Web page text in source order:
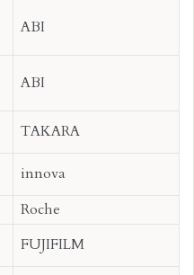
ABI
ABI
TAKARA
innova
Roche
FUJIFILM